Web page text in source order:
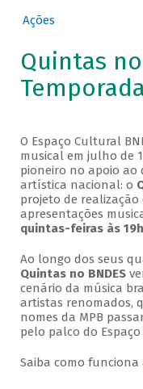
Ações
Quintas
O Espaço Cultural
musical em julho de
pioneiro no apoio ao
artística nacional: o
projeto de
apresentações
quintas-feiras às 19h
Ao longo dos seus
Quintas no BNDES
cenário da música
artistas renomados,
nomes da MPB
pelo palco do Espaço
Saiba como funciona